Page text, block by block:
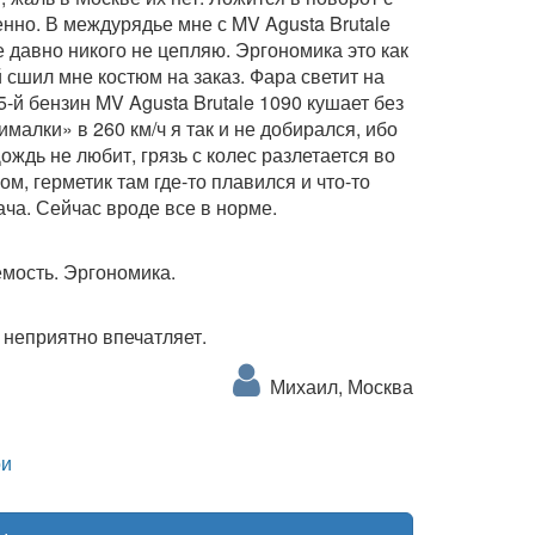
В междурядье мне с MV Agusta Brutale
никого не цепляю. Эргономика это как
мне костюм на заказ. Фара светит на
й бензин MV Agusta Brutale 1090 кушает без
в 260 км/ч я так и не добирался, ибо
не любит, грязь с колес разлетается во
герметик там где-то плавился и что-то
Сейчас вроде все в норме.
Эргономика.
впечатляет.
Михаил, Москва